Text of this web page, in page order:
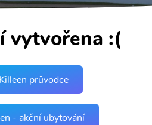
vytvořena :(
Killeen průvodce
- akční ubytování